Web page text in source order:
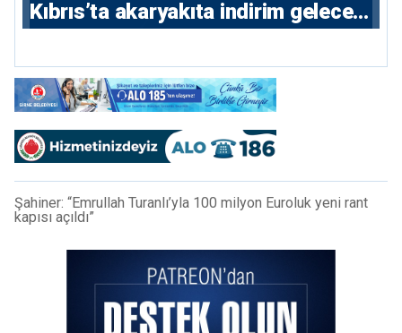
Kıbrıs’ta akaryakıta indirim gelecek
Şahiner: “Emrullah Turanlı’yla 100 milyon Euroluk yeni rant
kapısı açıldı”